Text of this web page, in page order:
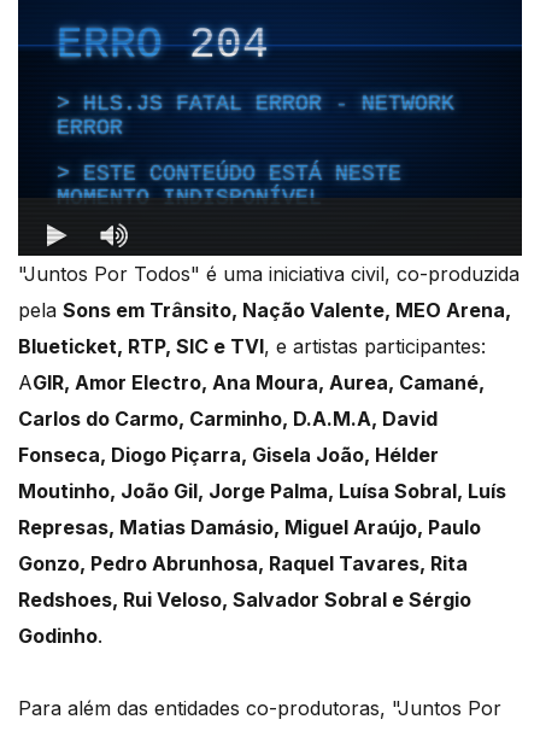
"Juntos Por Todos" é uma iniciativa civil, co-produzida
pela Sons em Trânsito, Nação Valente, MEO Arena,
Blueticket, RTP, SIC e TVI, e artistas participantes:
AGIR, Amor Electro, Ana Moura, Aurea, Camané,
Carlos do Carmo, Carminho, D.A.M.A, David
Fonseca, Diogo Piçarra, Gisela João, Hélder
Moutinho, João Gil, Jorge Palma, Luísa Sobral, Luís
Represas, Matias Damásio, Miguel Araújo, Paulo
Gonzo, Pedro Abrunhosa, Raquel Tavares, Rita
Redshoes, Rui Veloso, Salvador Sobral e Sérgio
Godinho.
Para além das entidades co-produtoras, "Juntos Por